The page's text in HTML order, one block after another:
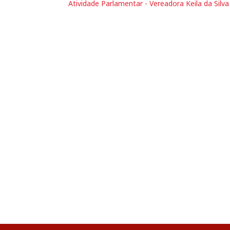
Atividade Parlamentar - Vereadora Keila da